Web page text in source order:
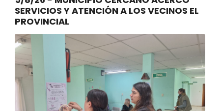
SERVICIOS Y ATENCIÓN A LOS VECINOS EL
PROVINCIAL